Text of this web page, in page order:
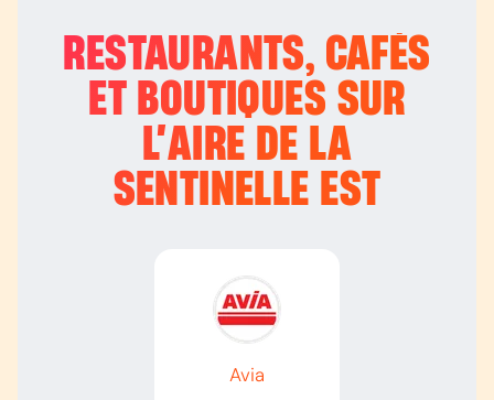
RESTAURANTS, CAFÉS
ET BOUTIQUES SUR
L’AIRE DE LA
SENTINELLE EST
Avia